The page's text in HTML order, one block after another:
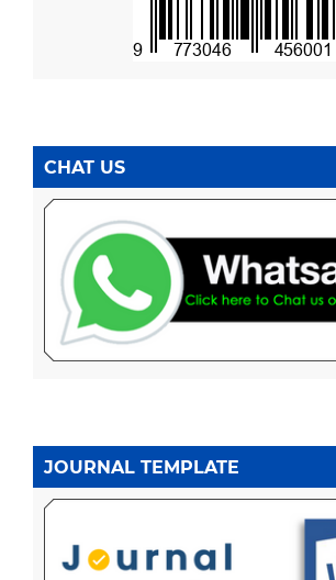
CHAT US
JOURNAL TEMPLATE